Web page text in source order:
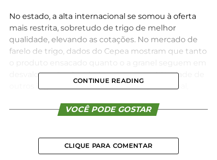
No estado, a alta internacional se somou à oferta
mais restrita, sobretudo de trigo de melhor
qualidade, elevando as cotações. No mercado de
farelo de trigo, dados do Cepea mostram que tanto
desvalorização, devido à maior competitividade de
outros ingredientes utilizados na ração animal,
avanço da colheita do milho de verão.
estabilidade relativa no mesmo período. Segundo
pesquisadores do Cepea, o mercado não encontra
CONTINUE READING
VOCÊ PODE GOSTAR
CLIQUE PARA COMENTAR